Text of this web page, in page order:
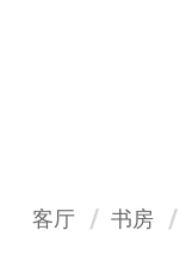
客厅 书房